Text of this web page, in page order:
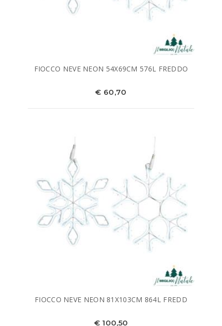
FIOCCO NEVE NEON 54X69CM 576L FREDDO
€ 60,70
FIOCCO NEVE NEON 81X103CM 864L FREDD
€ 100,50